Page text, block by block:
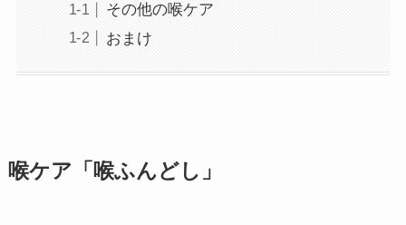
その他の喉ケア
おまけ
喉ケア「喉ふんどし」